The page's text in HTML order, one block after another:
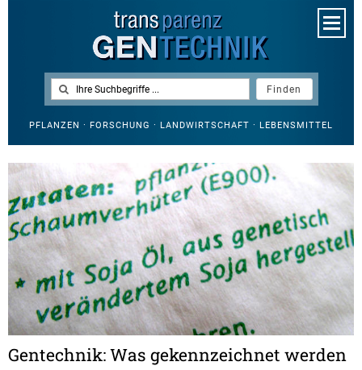
PFLANZEN · FORSCHUNG · LANDWIRTSCHAFT · LEBENSMITTEL
Gentechnik: Was gekennzeichnet werden